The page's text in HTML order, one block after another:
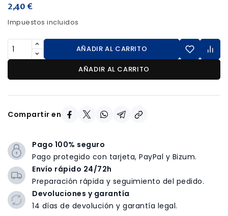
2,40 €
Impuestos incluidos
AÑADIR AL CARRITO
AÑADIR AL CARRITO
Compartir en
Pago 100% seguro
Pago protegido con tarjeta, PayPal y Bizum.
Envío rápido 24/72h
Preparación rápida y seguimiento del pedido.
Devoluciones y garantía
14 días de devolución y garantía legal.